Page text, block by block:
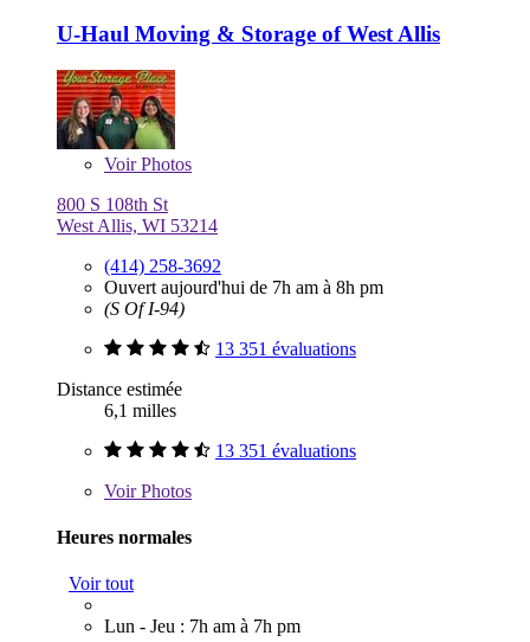
U-Haul Moving & Storage of West Allis
VoirPhotos
800 S 108th St
West Allis, WI 53214
(414) 258-3692
Ouvert aujourd'hui de 7h am à 8h pm
(S Of I-94)
13 351 évaluations
Distance estimée
6,1 milles
13 351 évaluations
VoirPhotos
Heures normales
Voir tout
Lun - Jeu : 7h am à 7h pm